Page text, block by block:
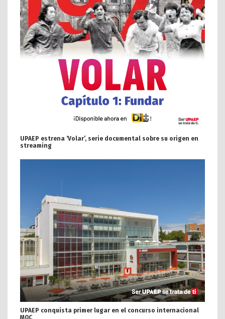
UPAEP estrena ‘Volar’, serie documental sobre su origen en
streaming
UPAEP conquista primer lugar en el concurso internacional